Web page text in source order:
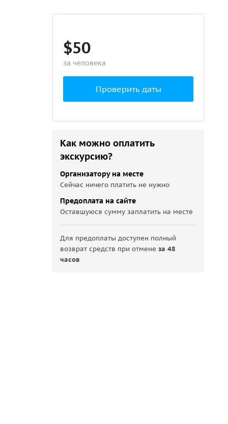
$50
за человека
Проверить даты
Как можно оплатить
экскурсию?
Организатору на месте
Сейчас ничего платить не нужно
Предоплата на сайте
Оставшуюся сумму заплатить на месте
Для предоплаты доступен полный
возврат средств при отменеза 48
часов